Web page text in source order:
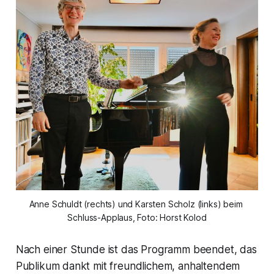
Anne Schuldt (rechts) und Karsten Scholz (links) beim
Schluss-Applaus, Foto: Horst Kolod
Nach einer Stunde ist das Programm beendet, das
Publikum dankt mit freundlichem, anhaltendem